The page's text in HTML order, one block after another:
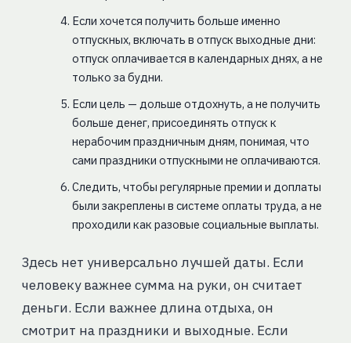
Если хочется получить больше именно
отпускных, включать в отпуск выходные дни:
отпуск оплачивается в календарных днях, а не
только за будни.
Если цель — дольше отдохнуть, а не получить
больше денег, присоединять отпуск к
нерабочим праздничным дням, понимая, что
сами праздники отпускными не оплачиваются.
Следить, чтобы регулярные премии и доплаты
были закреплены в системе оплаты труда, а не
проходили как разовые социальные выплаты.
Здесь нет универсально лучшей даты. Если
человеку важнее сумма на руки, он считает
деньги. Если важнее длина отдыха, он
смотрит на праздники и выходные. Если